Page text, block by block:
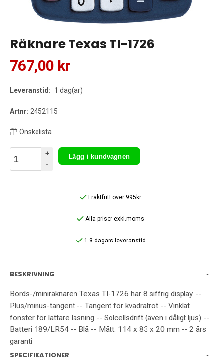
Räknare Texas TI-1726
767,00 kr
Leveranstid: 1 dag(ar)
Artnr: 2452115
Önskelista
+
-
Lägg i kundvagnen
Fraktfritt över 995kr
Alla priser exkl.moms
1-3 dagars leveranstid
BESKRIVNING
Bords-/miniräknaren Texas TI-1726 har 8 siffrig display. --
Plus/minus-tangent -- Tangent för kvadratrot -- Vinklat
fönster för lättare läsning -- Solcellsdrift (även i dåligt ljus) --
Batteri 189/LR54 -- Blå -- Mått: 114 x 83 x 20 mm -- 2 års
garanti
SPECIFIKATIONER